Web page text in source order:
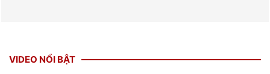
VIDEO NỔI BẬT